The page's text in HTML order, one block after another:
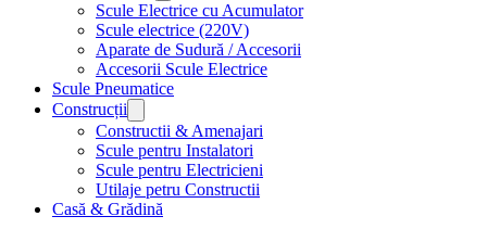
Scule Electrice cu Acumulator
Scule electrice (220V)
Aparate de Sudură / Accesorii
Accesorii Scule Electrice
Scule Pneumatice
Construcții
Constructii & Amenajari
Scule pentru Instalatori
Scule pentru Electricieni
Utilaje petru Constructii
Casă & Grădină